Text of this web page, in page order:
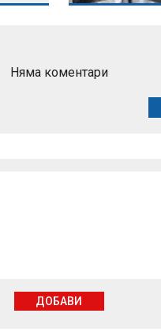
Няма коментари
ДОБАВИ